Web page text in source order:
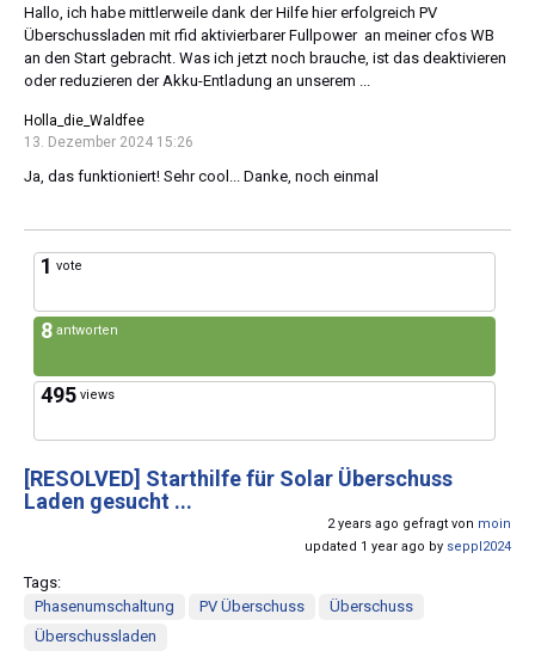
Hallo, ich habe mittlerweile dank der Hilfe hier erfolgreich PV
Überschussladen mit rfid aktivierbarer Fullpower an meiner cfos WB
an den Start gebracht. Was ich jetzt noch brauche, ist das deaktivieren
oder reduzieren der Akku-Entladung an unserem ...
Holla_die_Waldfee
13. Dezember 2024 15:26
Ja, das funktioniert! Sehr cool... Danke, noch einmal
1 vote
8 antworten
495 views
[RESOLVED] Starthilfe für Solar Überschuss
Laden gesucht ...
2 years ago gefragt von moin
updated 1 year ago by seppl2024
Tags:
Phasenumschaltung
PV Überschuss
Überschuss
Überschussladen